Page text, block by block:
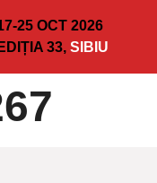
25 OCT 2026
EDIȚIA 33,SIBIU